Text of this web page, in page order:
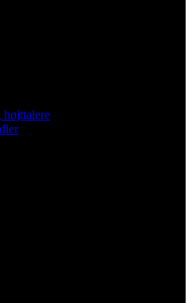
højttalere